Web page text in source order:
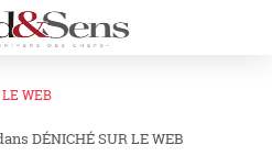
WEB
DÉNICHÉ SUR LE WEB